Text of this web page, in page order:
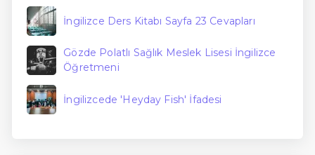
İngilizce Ders Kitabı Sayfa 23 Cevapları
Gözde Polatlı Sağlık Meslek Lisesi İngilizce
Öğretmeni
İngilizcede 'Heyday Fish' İfadesi